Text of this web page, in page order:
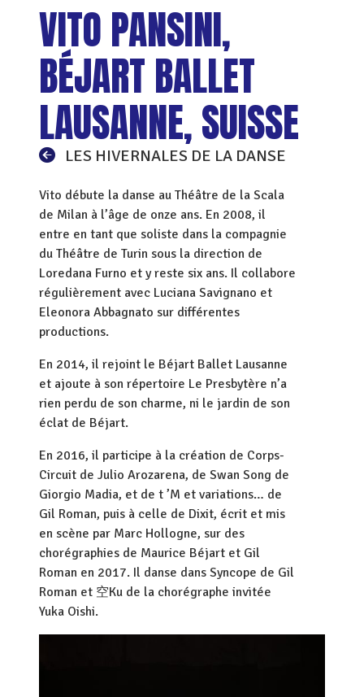
VITO PANSINI,
BÉJART BALLET
LAUSANNE, SUISSE
LES HIVERNALES DE LA DANSE
Vito débute la danse au Théâtre de la Scala
de Milan à l’âge de onze ans. En 2008, il
entre en tant que soliste dans la compagnie
du Théâtre de Turin sous la direction de
Loredana Furno et y reste six ans. Il collabore
régulièrement avec Luciana Savignano et
Eleonora Abbagnato sur différentes
productions.
En 2014, il rejoint le Béjart Ballet Lausanne
et ajoute à son répertoire Le Presbytère n’a
rien perdu de son charme, ni le jardin de son
éclat de Béjart.
En 2016, il participe à la création de Corps-
Circuit de Julio Arozarena, de Swan Song de
Giorgio Madia, et de t ’M et variations… de
Gil Roman, puis à celle de Dixit, écrit et mis
en scène par Marc Hollogne, sur des
chorégraphies de Maurice Béjart et Gil
Roman en 2017. Il danse dans Syncope de Gil
Roman et 空Ku de la chorégraphe invitée
Yuka Oishi.